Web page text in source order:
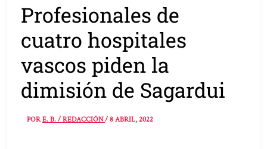
Profesionales de
cuatro hospitales
vascos piden la
dimisión de Sagardui
PORE. B. / REDACCIÓN/8 ABRIL, 2022